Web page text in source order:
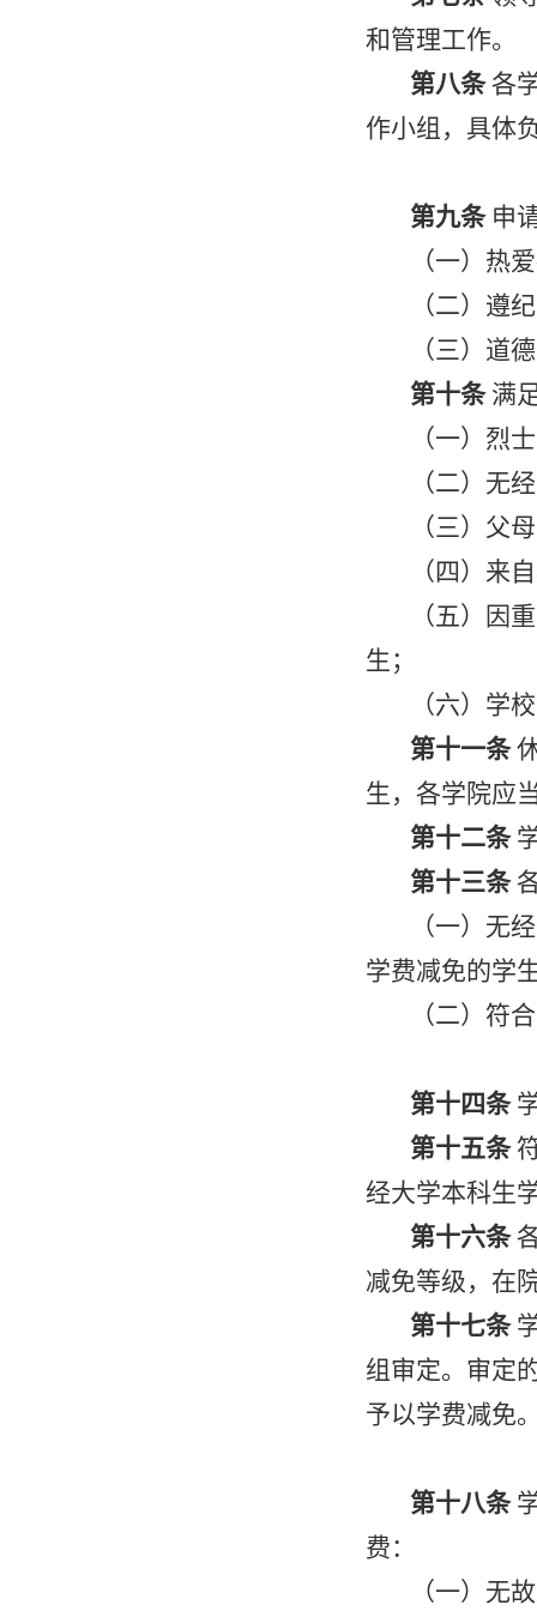
和管理工作。
第八条 各
作小组，具体
第九条 申
（一）热
（二）遵
（三）道
第十条 满
（一）烈
（二）无
（三）父
（四）来
（五）因
生；
（六）学
第十一条
生，各学院应
第十二条
第十三条
（一）无
学费减免的学
（二）符
第十四条
第十五条
经大学本科生
第十六条
减免等级，在
第十七条
组审定。审定
予以学费减免
第十八条
费：
（一）无